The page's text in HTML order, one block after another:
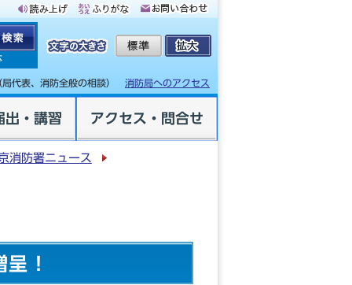
局代表、消防全般の相談） 消防局へのアクセス
出・講習 アクセス・問合せ
消防署ニュース
！